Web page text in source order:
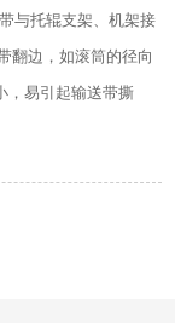
与托辊支架、机架接
翻边，如滚筒的径向
，易引起输送带撕